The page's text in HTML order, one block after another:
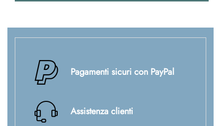
Pagamenti sicuri con PayPal
Assistenza clienti